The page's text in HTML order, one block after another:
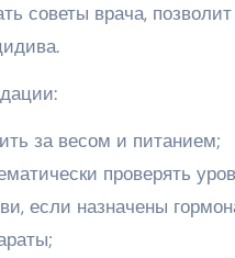
советы врача, позволит
за весом и питанием;
проверять
если назначены